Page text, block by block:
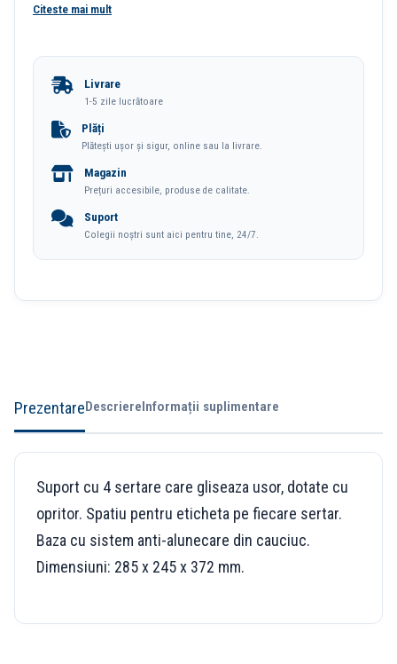
Citeste mai mult
Livrare
1-5 zile lucrătoare
Plăți
Plătești ușor și sigur, online sau la livrare.
Magazin
Prețuri accesibile, produse de calitate.
Suport
Colegii noștri sunt aici pentru tine, 24/7.
PrezentareDescriereInformații suplimentare
Suport cu 4 sertare care gliseaza usor, dotate cu
opritor. Spatiu pentru eticheta pe fiecare sertar.
Baza cu sistem anti-alunecare din cauciuc.
Dimensiuni: 285 x 245 x 372 mm.